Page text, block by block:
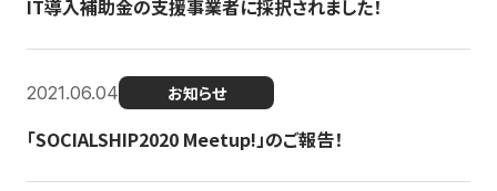
IT導入補助金の支援事業者に採択されました！
2021.06.04 お知らせ
「SOCIALSHIP2020 Meetup!」のご報告！